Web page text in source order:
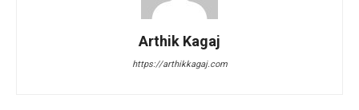
Arthik Kagaj
https://arthikkagaj.com